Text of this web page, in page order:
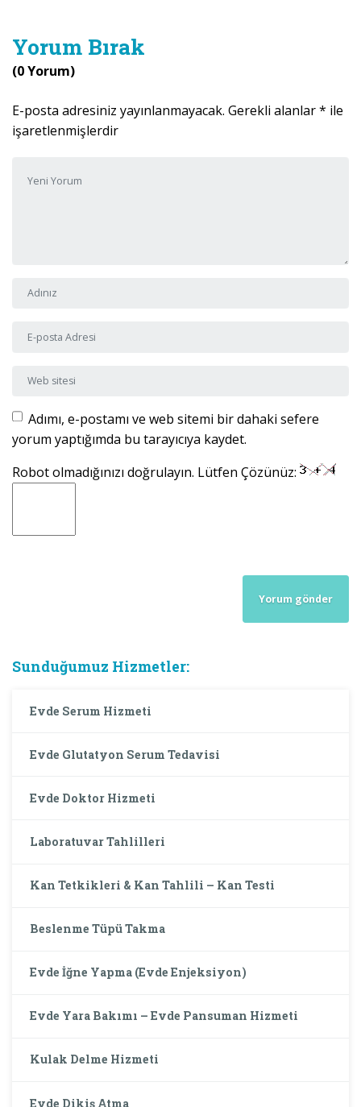
Yorum Bırak
(0 Yorum)
E-posta adresiniz yayınlanmayacak. Gerekli alanlar* ile
işaretlenmişlerdir
Adı ve Soyadı
E-posta Adresi
Web sitesi
Adımı, e-postamı ve web sitemi bir dahaki sefere
yorum yaptığımda bu tarayıcıya kaydet.
Robot olmadığınızı doğrulayın. Lütfen Çözünüz:
Sunduğumuz Hizmetler:
Evde Serum Hizmeti
Evde Glutatyon Serum Tedavisi
Evde Doktor Hizmeti
Laboratuvar Tahlilleri
Kan Tetkikleri & Kan Tahlili – Kan Testi
Beslenme Tüpü Takma
Evde İğne Yapma (Evde Enjeksiyon)
Evde Yara Bakımı – Evde Pansuman Hizmeti
Kulak Delme Hizmeti
Evde Dikiş Atma